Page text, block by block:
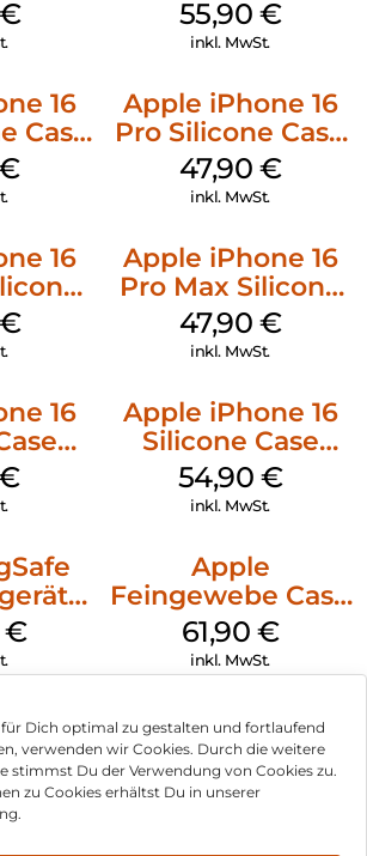
Dich optimal zu gestalten und fortlaufend
verwenden wir Cookies. Durch die weitere
stimmst Du der Verwendung von Cookies zu.
zu Cookies erhältst Du in unserer
€
MagSafe Stone
Gray
55,90 €
inkl. MwSt.
16
Case
Apple iPhone 16
Pro Silicone Case
MagSafe Denim
47,90 €
inkl. MwSt.
16
€
Apple iPhone 16
Pro Max Silicone
Case MagSafe
Black
47,90 €
inkl. MwSt.
16
Apple iPhone 16
Silicone Case
MagSafe Black
54,90 €
inkl. MwSt.
€
Apple
Feingewebe Case
iPhone 15 Pro
MagSafe Schwarz
61,90 €
inkl. MwSt.